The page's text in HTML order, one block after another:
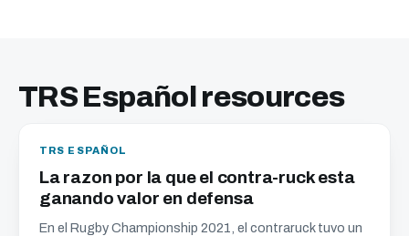
TRS Español resources
TRS ESPAÑOL
La razon por la que el contra-ruck esta
ganando valor en defensa
En el Rugby Championship 2021, el contraruck tuvo un